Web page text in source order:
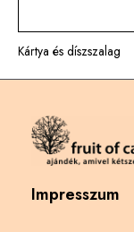
Kártya és díszszalag
Impresszum